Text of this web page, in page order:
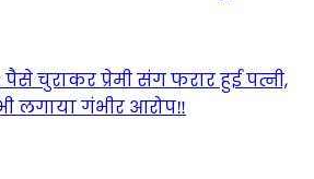
चुराकर प्रेमी संग फरार हुई पत्नी,
लगाया गंभीर आरोप‼️